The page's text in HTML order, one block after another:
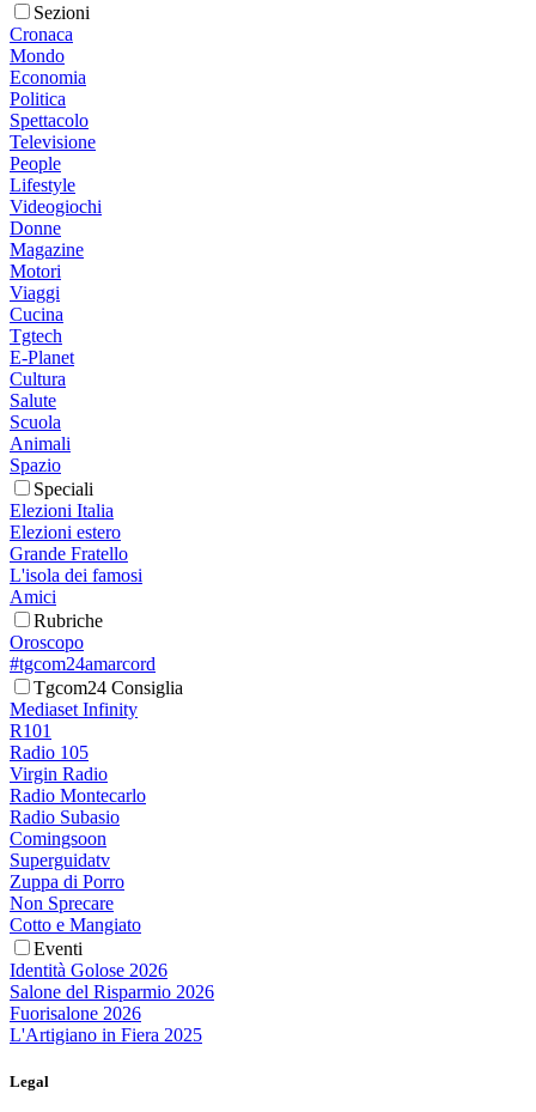
Sezioni
Cronaca
Mondo
Economia
Politica
Spettacolo
Televisione
People
Lifestyle
Videogiochi
Donne
Magazine
Motori
Viaggi
Cucina
Tgtech
E-Planet
Cultura
Salute
Scuola
Animali
Spazio
Speciali
Elezioni Italia
Elezioni estero
Grande Fratello
L'isola dei famosi
Amici
Rubriche
Oroscopo
#tgcom24amarcord
Tgcom24 Consiglia
Mediaset Infinity
R101
Radio 105
Virgin Radio
Radio Montecarlo
Radio Subasio
Comingsoon
Superguidatv
Zuppa di Porro
Non Sprecare
Cotto e Mangiato
Eventi
Identità Golose 2026
Salone del Risparmio 2026
Fuorisalone 2026
L'Artigiano in Fiera 2025
Legal